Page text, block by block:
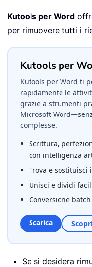
Kutools per Word
per rimuovere tutti i
Kutools per
Kutools per Word ti
rapidamente le
grazie a strumenti
Microsoft
complesse.
Scrittura,
con intelligenza
Trova e sostituisci
Unisci e dividi
Conversione
Scarica
Se si desidera